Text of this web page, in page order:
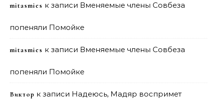
mitasmies к записи Вменяемые члены Совбеза
попеняли Помойке
mitasmies к записи Вменяемые члены Совбеза
попеняли Помойке
Виктор к записи Надеюсь, Мадяр воспримет